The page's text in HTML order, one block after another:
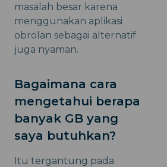
masalah besar karena
menggunakan aplikasi
obrolan sebagai alternatif
juga nyaman.
Bagaimana cara
mengetahui berapa
banyak GB yang
saya butuhkan?
Itu tergantung pada